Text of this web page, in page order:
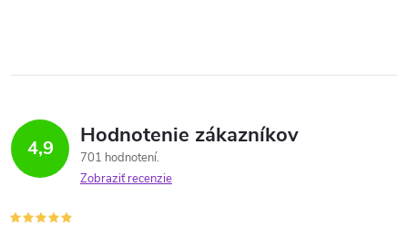
4,9 Hodnotenie zákazníkov
701 hodnotení
Zobraziť recenzie